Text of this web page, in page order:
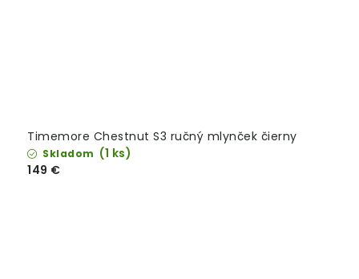
Timemore Chestnut S3 ručný mlynček čierny
Skladom (1 ks)
149 €